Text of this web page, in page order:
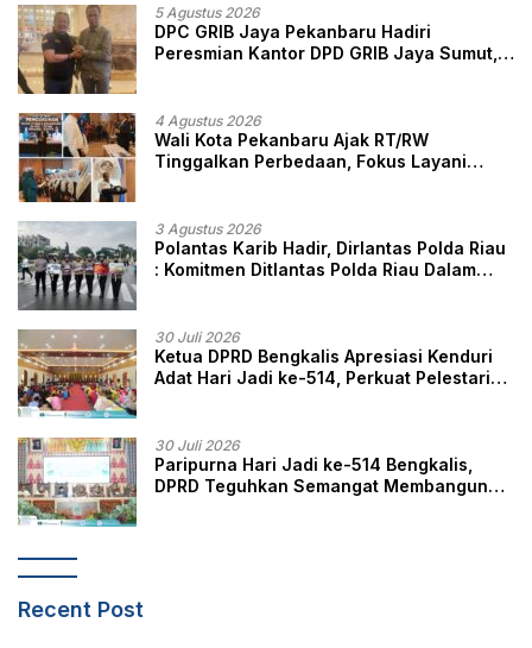
5 Agustus 2026
DPC GRIB Jaya Pekanbaru Hadiri
Peresmian Kantor DPD GRIB Jaya Sumut,
4 Agustus 2026
Wali Kota Pekanbaru Ajak RT/RW
Tinggalkan Perbedaan, Fokus Layani
3 Agustus 2026
Polantas Karib Hadir, Dirlantas Polda Riau
: Komitmen Ditlantas Polda Riau Dalam
30 Juli 2026
Ketua DPRD Bengkalis Apresiasi Kenduri
Adat Hari Jadi ke-514, Perkuat Pelestarian
30 Juli 2026
Paripurna Hari Jadi ke-514 Bengkalis,
DPRD Teguhkan Semangat Membangun
Recent Post